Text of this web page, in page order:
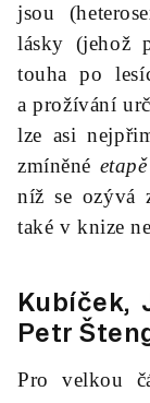
jsou
lásky (jehož
touha po
a prožívání
lze asi
zmíněné etapě
níž se ozývá
také v knize
Kubíček,
Petr
Pro velkou